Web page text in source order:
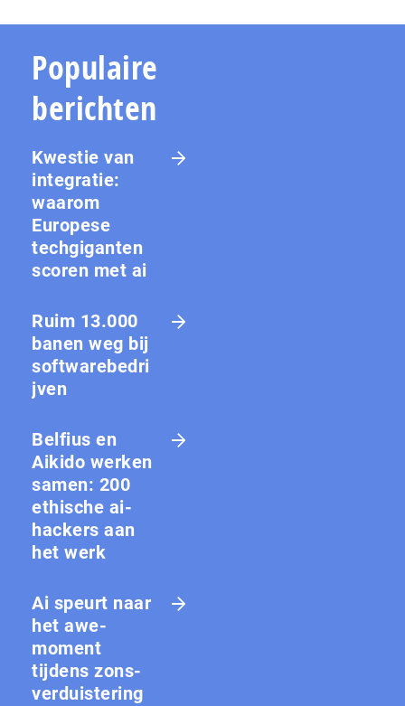
Populaire
berichten
Kwestie van
integratie:
waarom
Europese
techgiganten
scoren met ai
Ruim 13.000
banen weg bij
softwarebedri
jven
Belfius en
Aikido werken
samen: 200
ethische ai-
hackers aan
het werk
Ai speurt naar
het awe-
moment
tijdens zons­
ver­duis­te­ring